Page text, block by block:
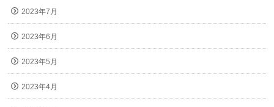
2023年7月
2023年6月
2023年5月
2023年4月